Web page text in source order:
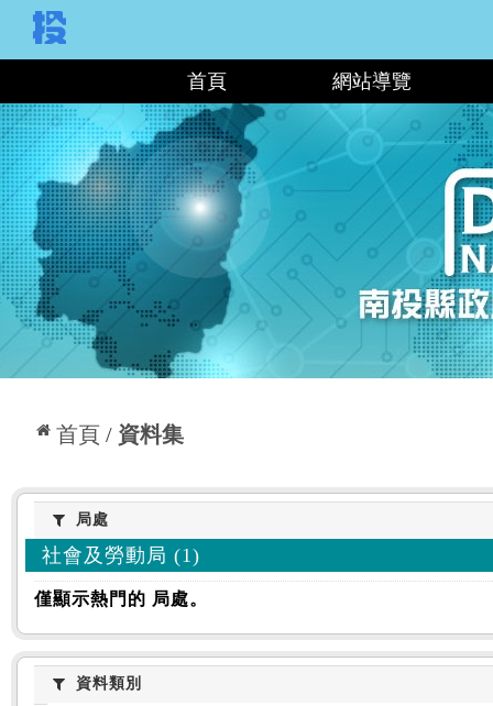
首頁 網站導覽
首頁 資料集
:::
局處局處
社會及勞動局 (1)
僅顯示熱門的 局處。
資料類別
資料類別